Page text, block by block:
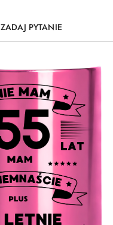
ZADAJ PYTANIE